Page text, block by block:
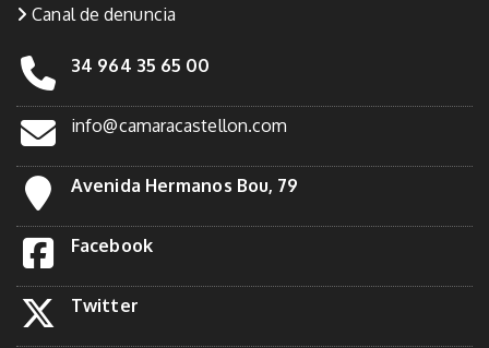
Canal de denuncia
34 964 35 65 00
info@camaracastellon.com
Avenida Hermanos Bou, 79
Facebook
Twitter